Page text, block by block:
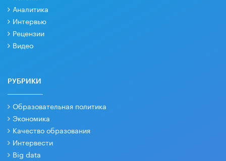
Аналитика
Интервью
Рецензии
Видео
РУБРИКИ
Образовательная политика
Экономика
Качество образования
Интервести
Big data